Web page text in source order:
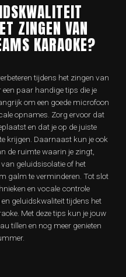
ZINGEN VAN
KARAOKE?
tijdens het zingen van
een paar handige tips die je
om een goede microfoon
opnames. Zorg ervoor dat
en dat je op de juiste
krijgen. Daarnaast kun je ook
de ruimte waarin je zingt,
geluidsisolatie of het
galm te verminderen. Tot slot
en vocale controle
en geluidskwaliteit tijdens het
Met deze tips kun je jouw
tillen en nog meer genieten